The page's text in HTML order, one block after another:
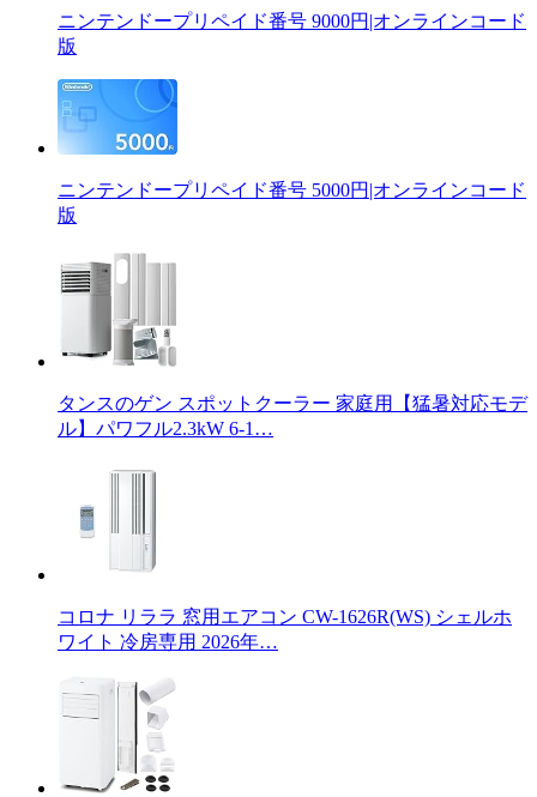
ニンテンドープリペイド番号 9000円|オンラインコード
版
ニンテンドープリペイド番号 5000円|オンラインコード
版
タンスのゲン スポットクーラー 家庭用【猛暑対応モデ
ル】パワフル2.3kW 6-1…
コロナ リララ 窓用エアコン CW-1626R(WS) シェルホ
ワイト 冷房専用 2026年…